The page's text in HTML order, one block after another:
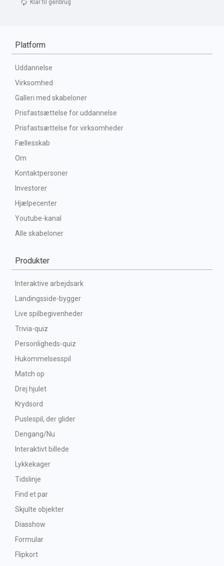
Klar til genbrug
Platform
Uddannelse
Virksomhed
Galleri med skabeloner
Prisfastsættelse for uddannelse
Prisfastsættelse for virksomheder
Fællesskab
Om
Kontaktpersoner
Investorer
Hjælpecenter
Youtube-kanal
Alle skabeloner
Produkter
Interaktive arbejdsark
Landingsside-bygger
Live spilbegivenheder
Trivia-quiz
Personligheds-quiz
Hukommelsesspil
Match op
Drej hjulet
Krydsord
Puslespil, der glider
Dengang/Nu
Interaktivt billede
Lykkekager
Tidslinje
Find et par
Skjulte objekter
Diasshow
Formular
Flipkort